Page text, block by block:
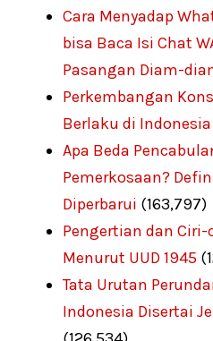
Cara Menyadap
bisa Baca Isi Chat
Pasangan Diam-
Perkembangan
Berlaku di Indonesia
Apa Beda
Pemerkosaan?
Diperbarui (163,797)
Pengertian dan
Menurut UUD 1945
Tata Urutan
Indonesia Disertai